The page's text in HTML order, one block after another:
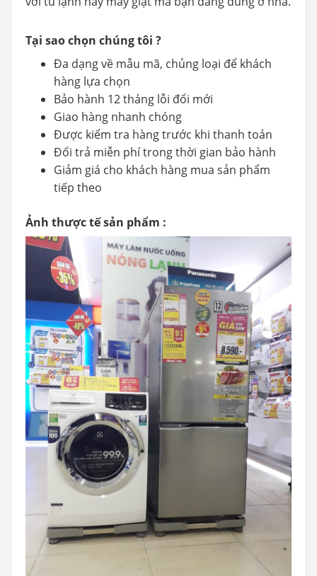
Tại sao chọn chúng tôi ?
Đa dạng về mẫu mã, chủng loại để khách
hàng lựa chọn
Bảo hành 12 tháng lỗi đổi mới
Giao hàng nhanh chóng
Được kiểm tra hàng trước khi thanh toán
Đổi trả miễn phí trong thời gian bảo hành
Giảm giá cho khách hàng mua sản phẩm
tiếp theo
Ảnh thược tế sản phẩm :